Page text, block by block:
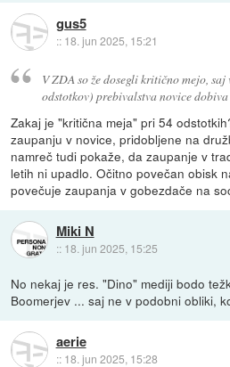
gus5
:: 18. jun 2025, 15:21
V ZDA so že dosegli kritično mejo,
odstotkov) prebivalstva novice
Zakaj je "kritična meja" pri 54
zaupanju v novice, pridobljene na
namreč tudi pokaže, da zaupanje v
letih ni upadlo. Očitno povečan obisk
povečuje zaupanja v gobezdače na
Miki N
:: 18. jun 2025, 15:25
No nekaj je res. "Dino" mediji bodo
Boomerjev ... saj ne v podobni obliki,
aerie
:: 18. jun 2025, 15:28